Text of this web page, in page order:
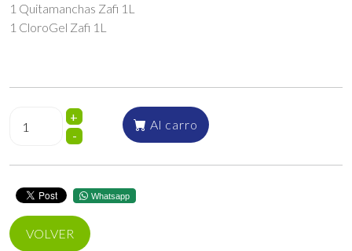
1 Quitamanchas Zafi 1L
1 CloroGel Zafi 1L
+
-
Al carro
Whatsapp
VOLVER